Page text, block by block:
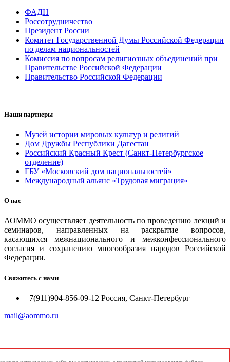
ФАДН
Россотрудничество
Президент России
Комитет Государственной Думы Российской Федерации
по делам национальностей
Комиссия по вопросам религиозных объединений при
Правительстве Российской Федерации
Правительство Российской Федерации
Наши партнеры
Музей истории мировых культур и религий
Дом Дружбы Республики Дагестан
Российский Красный Крест (Санкт-Петербургское
отделение)
ГБУ «Московский дом национальностей»
Международный альянс «Трудовая миграция»
О нас
АОММО осуществляет деятельность по проведению лекций и
семинаров, направленных на раскрытие вопросов,
касающихся межнационального и межконфессионального
согласия и сохранению многообразия народов Российской
Федерации.
Свяжитесь с нами
+7(911)904-856-09-12 Россия, Санкт-Петербург
mail@aommo.ru
© Ассоциация организаций по реализации национальных
проектов и достижению национальных целей развития